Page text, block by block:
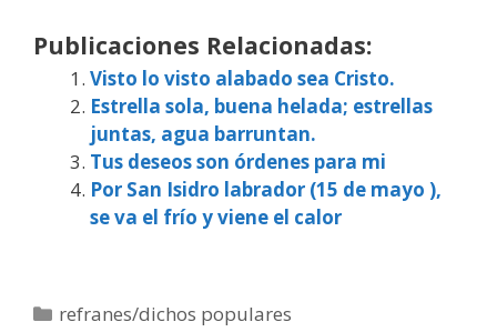
Publicaciones Relacionadas:
Visto lo visto alabado sea Cristo.
Estrella sola, buena helada; estrellas
juntas, agua barruntan.
Tus deseos son órdenes para mi
Por San Isidro labrador (15 de mayo ),
se va el frío y viene el calor
Categorías
refranes/dichos populares